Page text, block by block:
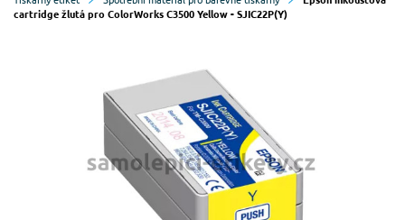
cartridge žlutá pro ColorWorks C3500 Yellow - SJIC22P(Y)